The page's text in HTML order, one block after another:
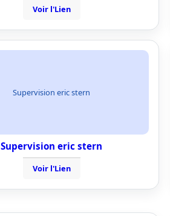
Voir l'Lien
Supervision eric stern
Supervision eric stern
Voir l'Lien